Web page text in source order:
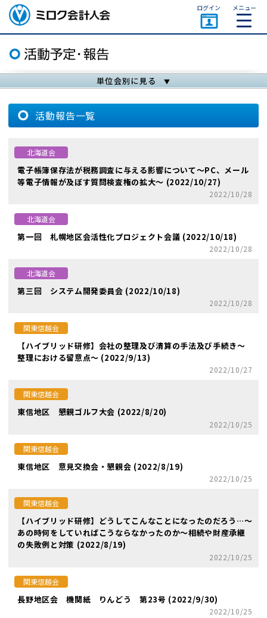
ミロク会計人会 MIROKU
ACCOUNTING PERSON
ASSOCIATION
ログイン メニュー
単位会別に見る
活動報告一覧
北海道会
電子帳簿保存法が税務調査に与える影響について～PC、メール
等電子情報が及ぼす質問検査権の拡大～ (2022/10/27)
2022/10/28
北海道会
第一回 札幌地区会活性化プロジェクト会議 (2022/10/18)
2022/10/28
北海道会
第三回 システム開発委員会 (2022/10/18)
2022/10/28
関東信越会
【ハイブリッド研修】会社の整理及び清算の手法及び手続き～
整理における留意点～ (2022/9/13)
2022/10/27
関東信越会
東信地区 懇親ゴルフ大会 (2022/8/20)
2022/10/25
関東信越会
東信地区 意見交換会・懇親会 (2022/8/19)
2022/10/25
関東信越会
【ハイブリッド研修】どうしてこんなことになったのだろう…～
あの時何をしていればこうならなかったのか～相続や財産承継
の失敗例と対策 (2022/8/19)
2022/10/25
関東信越会
長野地区会 機関紙 りんどう 第23号 (2022/9/30)
2022/10/25